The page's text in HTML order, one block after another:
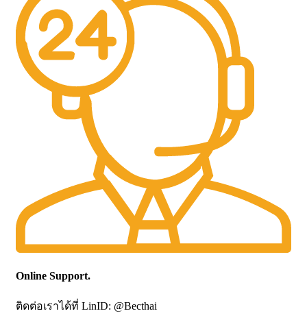
Online Support.
ติดต่อเราได้ที่ LinID: @Becthai